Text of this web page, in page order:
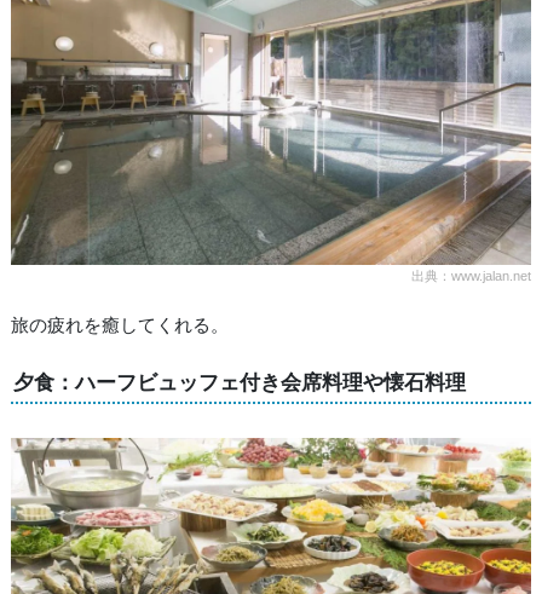
出典：www.jalan.net
旅の疲れを癒してくれる。
夕食：ハーフビュッフェ付き会席料理や懐石料理